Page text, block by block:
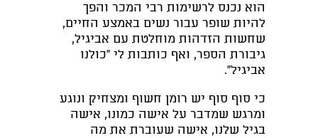
הוא נכנס לרשימות רבי המכר והפך
להיות שופר עבור נשים באמצע החיים,
שחשות הזדהות מוחלטת עם אביגיל,
גיבורת הספר, ואף כותבות לי "כולנו
אביגיל".
כי סוף סוף יש רומן חשוף ומצחיק ונוגע
ומרגש שמדבר על אישה כמונו, אישה
בגיל שלנו, אישה שעוברת את מה